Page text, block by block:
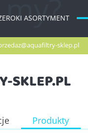
ASORTYMENT
sklep.pl
Produkty